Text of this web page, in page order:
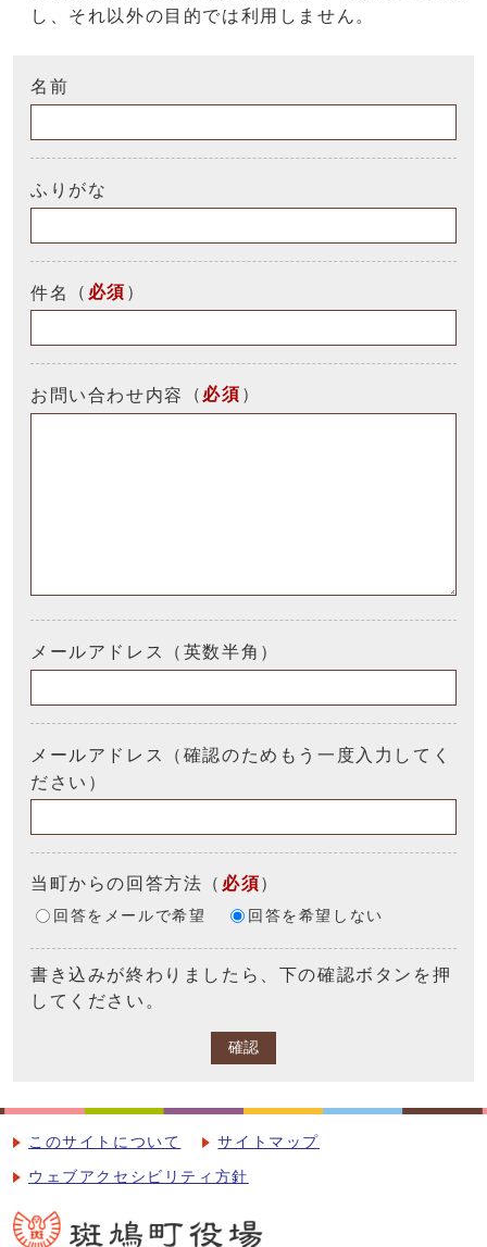
し、それ以外の目的では利用しません。
名前
ふりがな
件名 （ 必須 ）
お問い合わせ内容 （ 必須 ）
メールアドレス（英数半角）
メールアドレス（確認のためもう一度入力してく
ださい）
当町からの回答方法 （ 必須）
回答をメールで希望 回答を希望しない
書き込みが終わりましたら、下の確認ボタンを押
してください。
確認
このサイトについて サイトマップ
ウェブアクセシビリティ方針